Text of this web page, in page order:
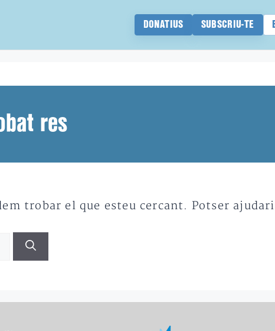
DONATIUS SUBSCRIU-TE
res
trobar el que esteu cercant. Potser